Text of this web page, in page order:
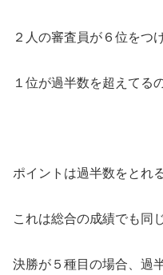
２人の審査員が６位をつ
１位が過半数を超えてる
ポイントは過半数をとれ
これは総合の成績でも同
決勝が５種目の場合、過